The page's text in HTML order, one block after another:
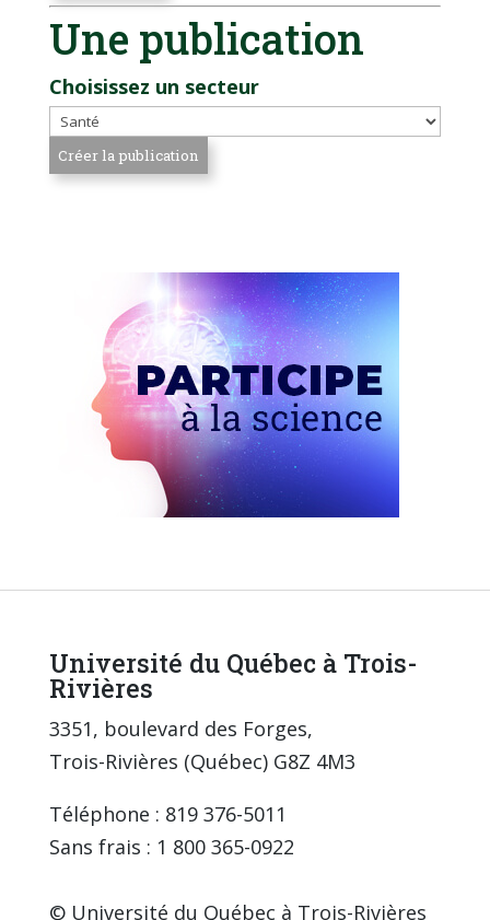
Une publication
Choisissez un secteur
Université du Québec à Trois-
Rivières
3351, boulevard des Forges,
Trois-Rivières (Québec) G8Z 4M3
Téléphone : 819 376-5011
Sans frais : 1 800 365-0922
© Université du Québec à Trois-Rivières